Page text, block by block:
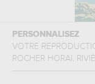
PERSONNALISEZ
VOTRE
ROCHER HORAI,